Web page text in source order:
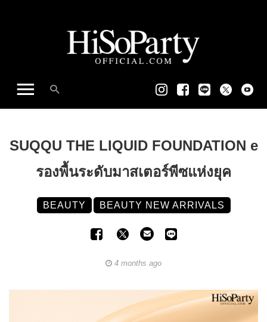
SUQQU THE LIQUID FOUNDATION e
รองพื้นระดับมาสเตอร์พีซแห่งยุค
BEAUTY BEAUTY NEW ARRIVALS
4 months ago